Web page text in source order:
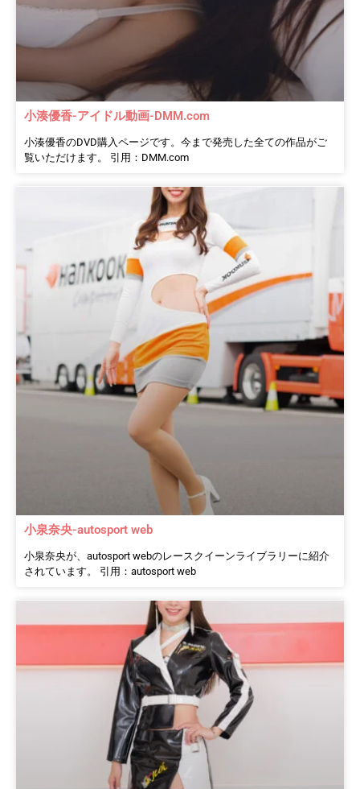
小湊優香-アイドル動画-DMM.com
小湊優香のDVD購入ページです。今まで発売した全ての作品がご
覧いただけます。 引用：DMM.com
小泉奈央-autosport web
小泉奈央が、autosport webのレースクイーンライブラリーに紹介
されています。 引用：autosport web